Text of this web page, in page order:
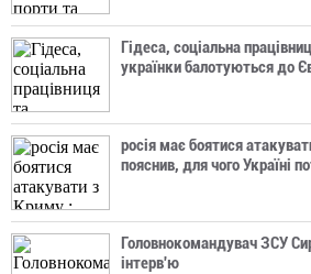
Гідеса, соціальна
українки балотуються до
росія має боятися
пояснив, для чого Україні
Головнокомандувач ЗСУ
інтерв'ю